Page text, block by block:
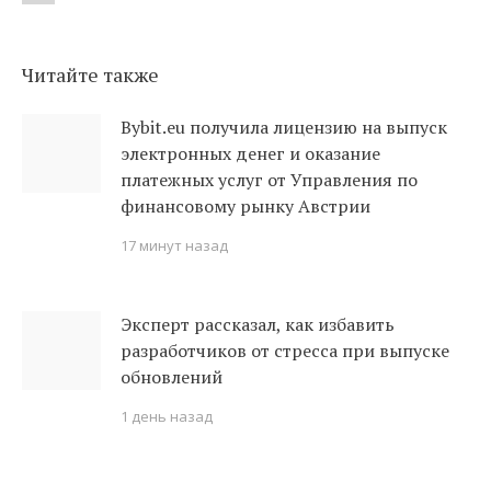
Читайте также
Bybit.eu получила лицензию на выпуск
электронных денег и оказание
платежных услуг от Управления по
финансовому рынку Австрии
17 минут назад
Эксперт рассказал, как избавить
разработчиков от стресса при выпуске
обновлений
1 день назад